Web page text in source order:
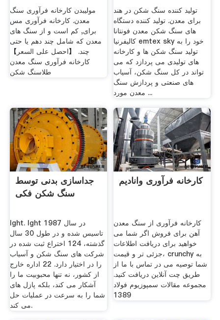
مولیبدن کارخانه فرآوری سنگ
معدن. کارخانه فرآوری مس
برای, کم است و از سنگ‌ های
معدن که شامل چند دهم یا حتی
چند. 【احصل على السعر】
کارخانه فرآوری سنگ معدن
طلاسنگ شکن
تولید کننده سنگ شکن در هند
برای معدن. تولید کننده دستگاه
های سنگ شکن معدن فونتانا
کالیفرنیا emtex sky خود را به
تولید سنگ شکن ها و کارخانه
های تولیدی می پردازد که می
تواند در کل سنگ شکن، آسیاب
های صنعتی و پردازش سنگ
معدن مورد ...
جداسازی بدنی توسط
سنگ شکن فکی
lght. lght در سال 1987
تاسیس شده و در طول 30 سال
گذشته، 124 اختراع ثبت شده در
شركت های سنگ شكن و آسیاب
را در اختیار دارد. 22 اداره خارج
از کشور، نه تنها محبوبیت ما را
آشکار می کند، بلکه پازل های
شما را به سرعت در عملیات حل
می کند.
کارخانه فرآوری وانادیم
کارخانه فرآوری از سنگ معدن
آهن برای فروش اگر شما می
خواهید برای دریافت اطلاعات
جزئی تر و قیمت، crunchy به
شما توصیه می در تماس با ما از
طریق چت آنلاین دریافت کنید.
مجموعه مقالات سمپوزیوم فولاد
1389